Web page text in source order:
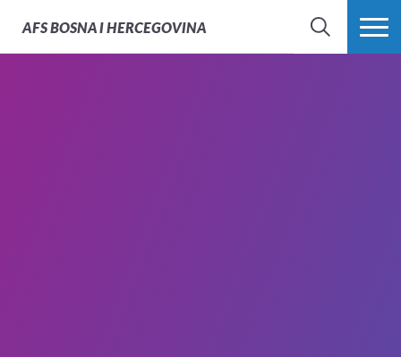
AFSBOSNA I HERCEGOVINA
PRETRAŽI PROŠIRI